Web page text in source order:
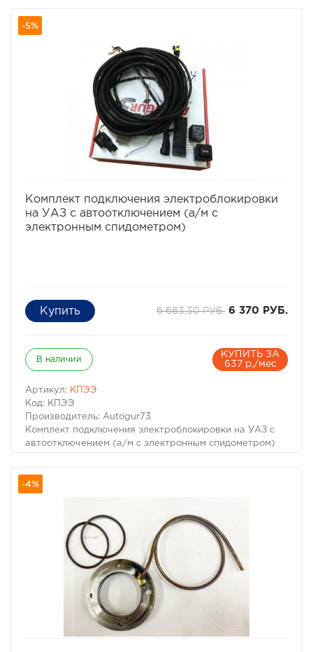
-5%
Комплект подключения электроблокировки
на УАЗ с автоотключением (а/м с
электронным спидометром)
6 683,30 РУБ. 6 370 РУБ.
В наличии
КУПИТЬ ЗА
637 р./мес
Артикул: КПЭЭ
Код: КПЭЭ
Производитель: Autogur73
Комплект подключения электроблокировки на УАЗ с
автоотключением (а/м с электронным спидометром)
-4%